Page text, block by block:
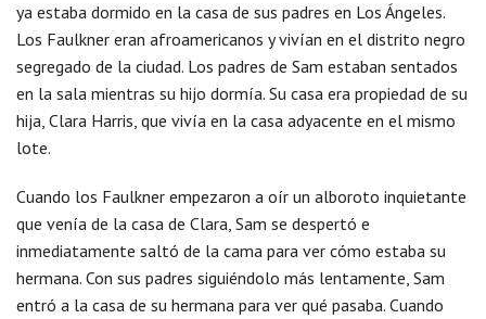
ya estaba dormido en la casa de sus padres en Los Ángeles.
Los Faulkner eran afroamericanos y vivían en el distrito negro
segregado de la ciudad. Los padres de Sam estaban sentados
en la sala mientras su hijo dormía. Su casa era propiedad de su
hija, Clara Harris, que vivía en la casa adyacente en el mismo
lote.
Cuando los Faulkner empezaron a oír un alboroto inquietante
que venía de la casa de Clara, Sam se despertó e
inmediatamente saltó de la cama para ver cómo estaba su
hermana. Con sus padres siguiéndolo más lentamente, Sam
entró a la casa de su hermana para ver qué pasaba. Cuando